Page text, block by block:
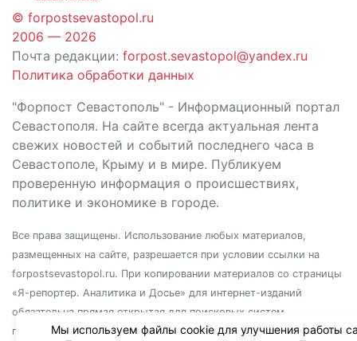
© forpostsevastopol.ru
2006 — 2026
Почта редакции: forpost.sevastopol@yandex.ru
Политика обработки данных
"Форпост Севастополь" - Информационный портал
Севастополя. На сайте всегда актуальная лента
свежих новостей и событий последнего часа в
Севастополе, Крыму и в мире. Публикуем
проверенную информация о происшествиях,
политике и экономике в городе.
Все права защищены. Использование любых материалов,
размещенных на сайте, разрешается при условии ссылки на
forpostsevastopol.ru. При копировании материалов со страницы
«Я-репортер. Аналитика и Досье» для интернет-изданий
обязательна прямая открытая для поисковых систем
гиперссылка. Независимо от полного или частичного
Мы используем файлы cookie для улучшения работы